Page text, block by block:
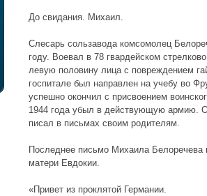
До свидания. Михаил.
Слесарь сользавода комсомолец
году. Воевал в 78 гвардейском
левую половину лица с повреждением
госпитале был направлен на учебу во
успешно окончил с присвоением
1944 года убыл в действующую армию.
писал в письмах своим родителям.
Последнее письмо Михаила
матери Евдокии.
«Привет из проклятой Германии.